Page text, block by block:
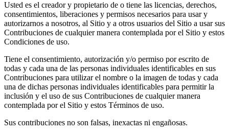
Usted es el creador y propietario de o tiene las licencias, derechos,
consentimientos, liberaciones y permisos necesarios para usar y
autorizarnos a nosotros, al Sitio y a otros usuarios del Sitio a usar sus
Contribuciones de cualquier manera contemplada por el Sitio y estos
Condiciones de uso.
Tiene el consentimiento, autorización y/o permiso por escrito de
todas y cada una de las personas individuales identificables en sus
Contribuciones para utilizar el nombre o la imagen de todas y cada
una de dichas personas individuales identificables para permitir la
inclusión y el uso de sus Contribuciones de cualquier manera
contemplada por el Sitio y estos Términos de uso.
Sus contribuciones no son falsas, inexactas ni engañosas.